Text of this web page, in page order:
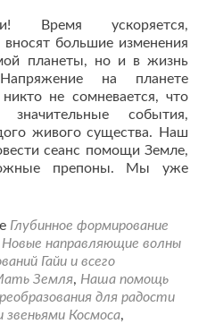
Время ускоряется,
большие изменения
планеты, но и в жизнь
на планете
не сомневается, что
значительные события,
живого существа. Наш
сеанс помощи Земле,
препоны. Мы уже
Глубинное формирование
Новые направляющие волны
Гайи и всего
Земля, Наша помощь
для радости
звеньями Космоса,